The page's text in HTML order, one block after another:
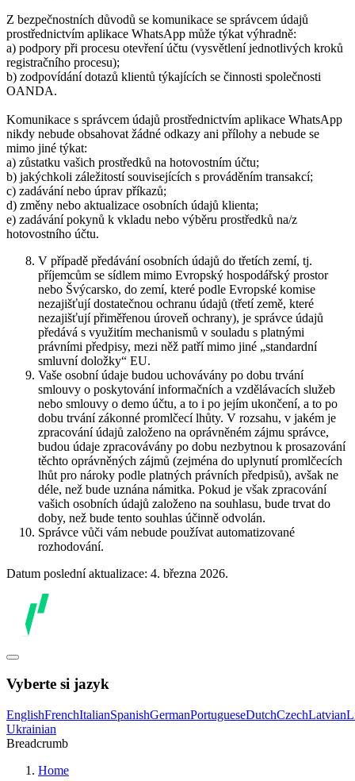
Z bezpečnostních důvodů se komunikace se správcem údajů
prostřednictvím aplikace WhatsApp může týkat výhradně:
a) podpory při procesu otevření účtu (vysvětlení jednotlivých kroků
registračního procesu);
b) zodpovídání dotazů klientů týkajících se činnosti společnosti
OANDA.
Komunikace s správcem údajů prostřednictvím aplikace WhatsApp
nikdy nebude obsahovat žádné odkazy ani přílohy a nebude se
mimo jiné týkat:
a) zůstatku vašich prostředků na hotovostním účtu;
b) jakýchkoli záležitostí souvisejících s prováděním transakcí;
c) zadávání nebo úprav příkazů;
d) změny nebo aktualizace osobních údajů klienta;
e) zadávání pokynů k vkladu nebo výběru prostředků na/z
hotovostního účtu.
V případě předávání osobních údajů do třetích zemí, tj.
příjemcům se sídlem mimo Evropský hospodářský prostor
nebo Švýcarsko, do zemí, které podle Evropské komise
nezajišťují dostatečnou ochranu údajů (třetí země, které
nezajišťují přiměřenou úroveň ochrany), je správce údajů
předává s využitím mechanismů v souladu s platnými
právními předpisy, mezi něž patří mimo jiné „standardní
smluvní doložky“ EU.
Vaše osobní údaje budou uchovávány po dobu trvání
smlouvy o poskytování informačních a vzdělávacích služeb
nebo smlouvy o demo účtu, a to i po jejím ukončení, a to po
dobu trvání zákonné promlčecí lhůty. V rozsahu, v jakém je
zpracování údajů založeno na oprávněném zájmu správce,
budou údaje zpracovávány po dobu nezbytnou k prosazování
těchto oprávněných zájmů (zejména do uplynutí promlčecích
lhůt pro nároky podle platných právních předpisů), avšak ne
déle, než bude uznána námitka. Pokud je však zpracování
vašich osobních údajů založeno na souhlasu, bude trvat do
doby, než bude tento souhlas účinně odvolán.
Správce vůči vám nebude používat automatizované
rozhodování.
Datum poslední aktualizace: 4. března 2026.
Vyberte si jazyk
EnglishFrenchItalianSpanishGermanPortugueseDutchCzechLatvian
Ukrainian
Breadcrumb
Home